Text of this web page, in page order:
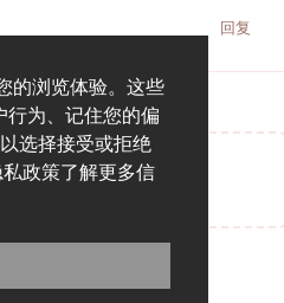
的浏览体验。这些
行为、记住您的偏
选择接受或拒绝
政策了解更多信
回复